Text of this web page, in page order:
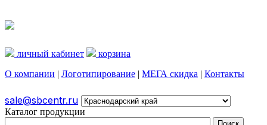
личный кабинет
корзина
О компании | Логотипирование | МЕГА скидка | Контакты
sale@sbcentr.ru
Каталог продукции